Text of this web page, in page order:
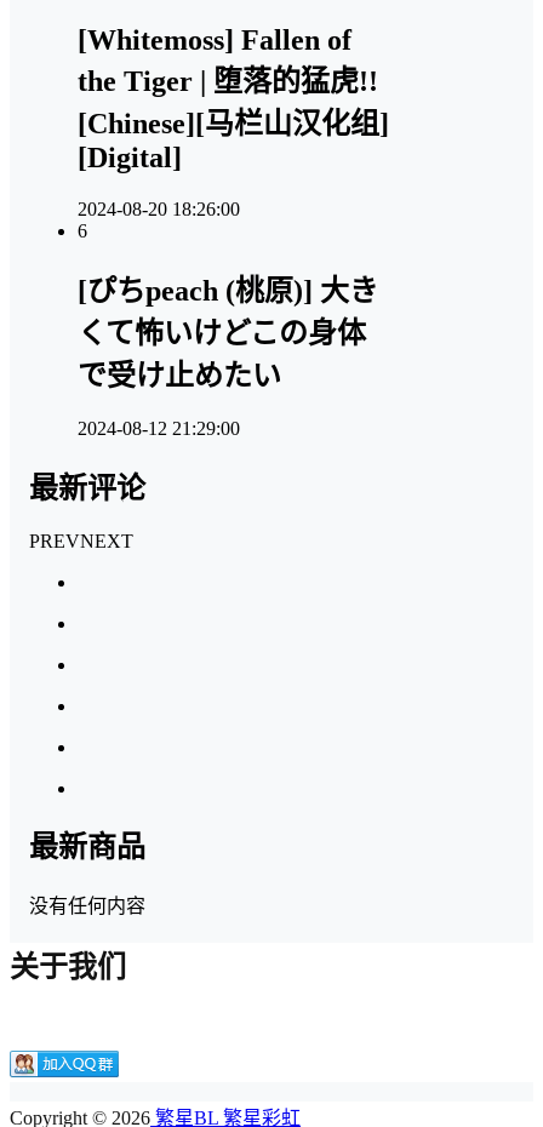
[Whitemoss] Fallen of
the Tiger | 堕落的猛虎!!
[Chinese][马栏山汉化组]
[Digital]
2024-08-20 18:26:00
6
[ぴちpeach (桃原)] 大き
くて怖いけどこの身体
で受け止めたい
2024-08-12 21:29:00
最新评论
PREVNEXT
最新商品
没有任何内容
关于我们
Copyright © 2026 繁星BL 繁星彩虹